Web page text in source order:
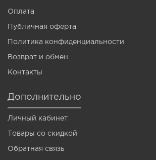
Оплата
Публичная оферта
Политика конфиденциальности
Возврат и обмен
Контакты
Дополнительно
Личный кабинет
Товары со скидкой
Обратная связь